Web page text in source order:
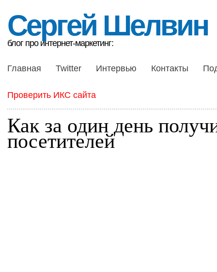
Сергей Шелвин
блог про интернет-маркетинг:
Главная Twitter Интервью Контакты
Проверить ИКС сайта
Как за один день
посетителей